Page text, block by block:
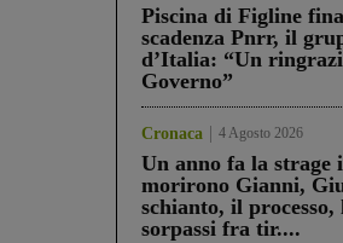
Piscina di Figline
scadenza Pnrr, il
d’Italia: “Un
Governo”
Cronaca 4 Agosto 2026
Un anno fa la strage
morirono Gianni,
schianto, il processo,
sorpassi fra tir....